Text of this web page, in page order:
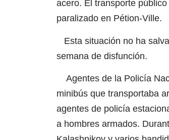
acero. El transporte
paralizado en Pétion-Ville.
Esta situación no ha
semana de disfunción.
Agentes de la Policía
minibús que transportaba
agentes de policía
a hombres armados.